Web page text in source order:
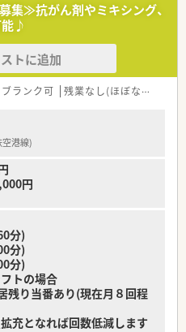
集≫抗がん剤やミキシング、
能♪
トに追加
ブランク可 残業なし(ほぼなし含む)
港線)
円
分)
分)
分)
トの場合
残り当番あり(現在月８回程
充となれば回数低減します